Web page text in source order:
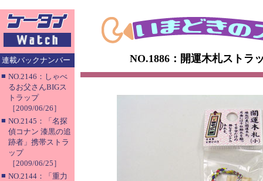
連載バックナンバー
■ NO.2146：しゃべ
るお父さんBIGス
トラップ
［2009/06/26］
■ NO.2145：「名探
偵コナン 漆黒の追
跡者」携帯ストラ
ップ
［2009/06/25］
■ NO.2144：「重力
NO.1886：開運木札ストラ